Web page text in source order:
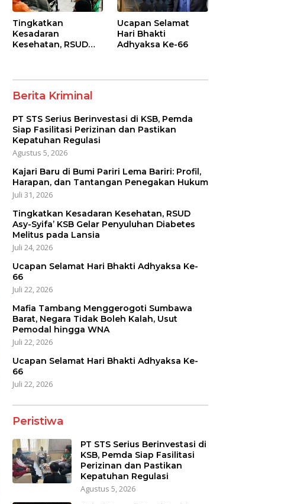
Tingkatkan
Kesadaran
Kesehatan, RSUD
Ucapan Selamat
Hari Bhakti
Adhyaksa Ke-66
Berita Kriminal
PT STS Serius Berinvestasi di KSB, Pemda
Siap Fasilitasi Perizinan dan Pastikan
Kepatuhan Regulasi
Agustus 5, 2026
Kajari Baru di Bumi Pariri Lema Bariri: Profil,
Harapan, dan Tantangan Penegakan Hukum
Juli 31, 2026
Tingkatkan Kesadaran Kesehatan, RSUD
Asy-Syifa’ KSB Gelar Penyuluhan Diabetes
Melitus pada Lansia
Juli 24, 2026
Ucapan Selamat Hari Bhakti Adhyaksa Ke-
66
Juli 22, 2026
Mafia Tambang Menggerogoti Sumbawa
Barat, Negara Tidak Boleh Kalah, Usut
Pemodal hingga WNA
Juli 22, 2026
Ucapan Selamat Hari Bhakti Adhyaksa Ke-
66
Juli 22, 2026
Peristiwa
PT STS Serius Berinvestasi di
KSB, Pemda Siap Fasilitasi
Perizinan dan Pastikan
Kepatuhan Regulasi
Agustus 5, 2026